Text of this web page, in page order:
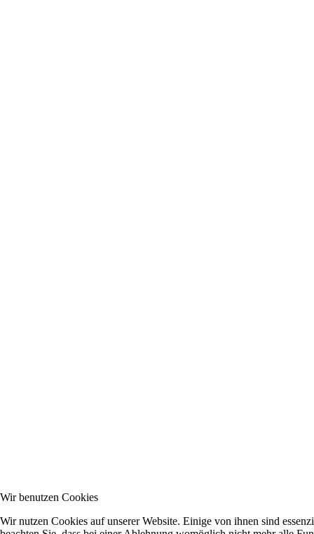
Wir benutzen Cookies
Wir nutzen Cookies auf unserer Website. Einige von ihnen sind